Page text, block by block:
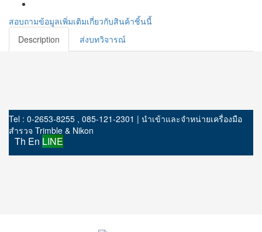
สอบถามข้อมูลเพิ่มเติมเกี่ยวกับสินค้าชิ้นนี้
Description
ส่งบทวิจารณ์
Tel : 0-2653-8255 , 085-121-2301 | นำเข้าและจำหน่ายเครื่องมือ
สำรวจ Trimble & Nikon
Th En LINE